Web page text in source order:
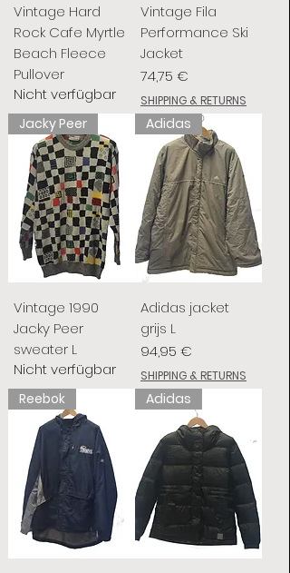
Vintage Hard
Rock Cafe Myrtle
Beach Fleece
Pullover
Nicht verfügbar
Vintage Fila
Performance Ski
Jacket
Preis
74,75 €
SHIPPING & RETURNS
Jacky Peer
Vintage 1990
Jacky Peer
sweater L
Nicht verfügbar
Adidas
Adidas jacket
grijs L
Preis
94,95 €
SHIPPING & RETURNS
Reebok Adidas